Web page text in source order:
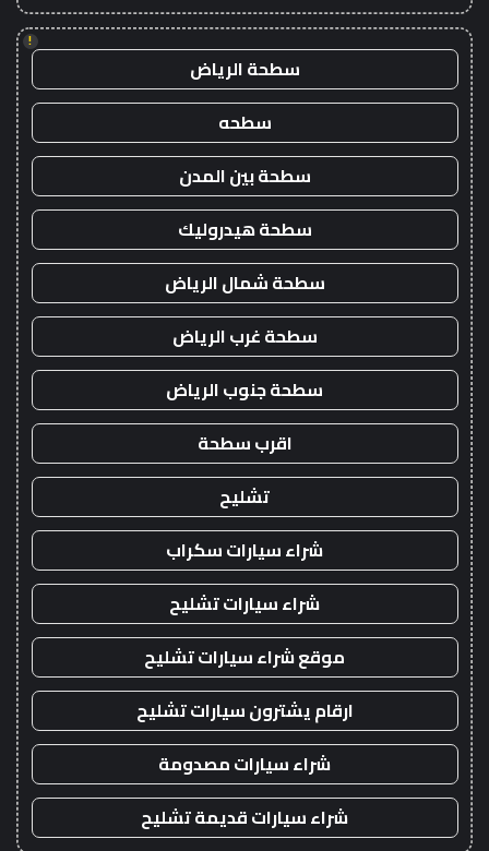
!
سطحة الرياض
سطحه
سطحة بين المدن
سطحة هيدروليك
سطحة شمال الرياض
سطحة غرب الرياض
سطحة جنوب الرياض
اقرب سطحة
تشليح
شراء سيارات سكراب
شراء سيارات تشليح
موقع شراء سيارات تشليح
ارقام يشترون سيارات تشليح
شراء سيارات مصدومة
شراء سيارات قديمة تشليح